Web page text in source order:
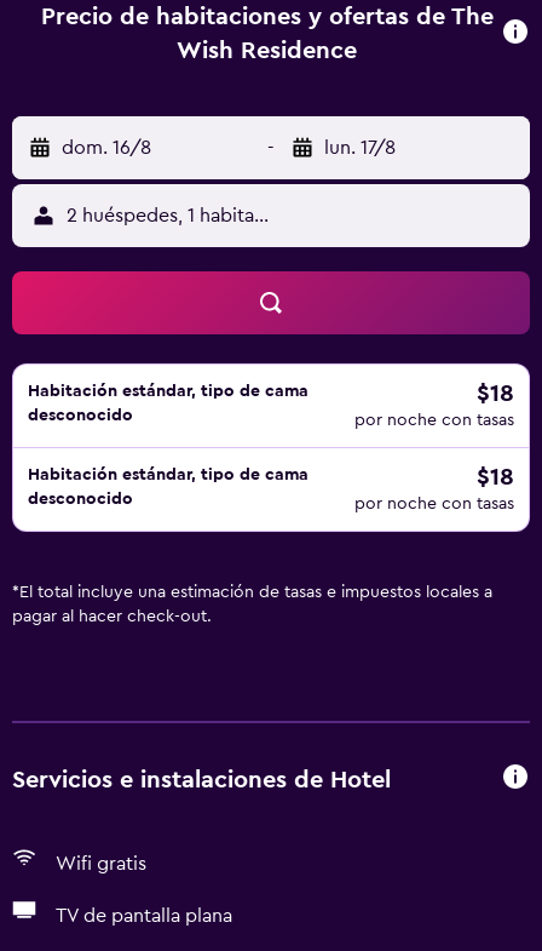
Precio de habitaciones y ofertas de The
Wish Residence
dom. 16/8 - lun. 17/8
2 huéspedes, 1 habitación
Habitación estándar, tipo de cama
desconocido
$18
por noche con tasas
Habitación estándar, tipo de cama
desconocido
$18
por noche con tasas
* El total incluye una estimación de tasas e impuestos locales a
pagar al hacer check-out.
Servicios e instalaciones de Hotel
Wifi gratis
TV de pantalla plana